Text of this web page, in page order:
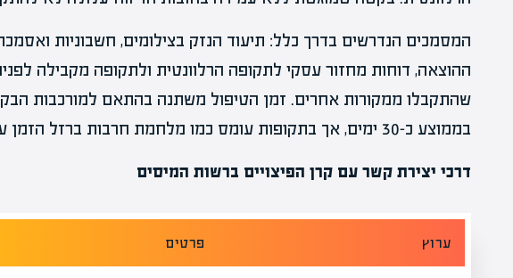
המסמכים הנדרשים בדרך כלל: תיעוד הנזק בצילומים, חשבוניות
ההוצאה, דוחות מחזור עסקי לתקופה הרלוונטית ולתקופה מקבילה
שהתקבלו ממקורות אחרים. זמן הטיפול משתנה בהתאם למורכבות
בממוצע כ-30 ימים, אך בתקופות עומס כמו מלחמת חרבות ברזל הזמן עשוי להתארך.
דרכי יצירת קשר עם קרן הפיצויים ברשות המיסים
ערוץ פרטים